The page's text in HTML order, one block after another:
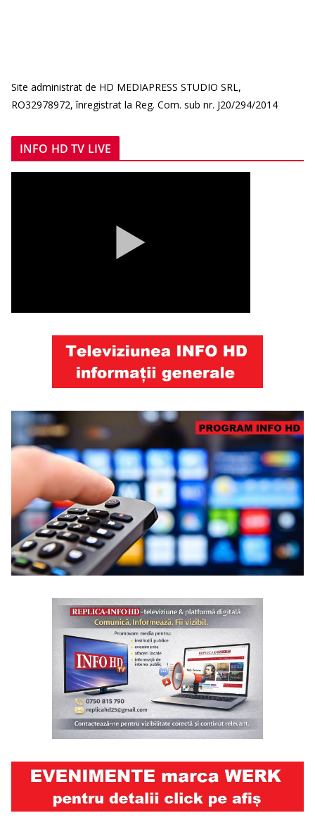
Site administrat de HD MEDIAPRESS STUDIO SRL,
RO32978972, înregistrat la Reg. Com. sub nr. J20/294/2014
INFO HD TV LIVE